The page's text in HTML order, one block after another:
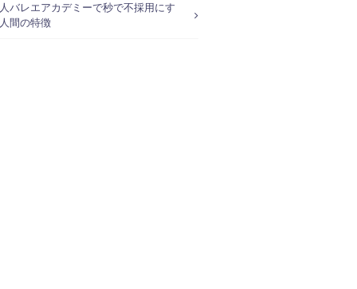
バレエアカデミーで秒で不採用にす
間の特徴